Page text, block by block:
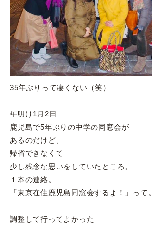
35年ぶりって凄くない（笑）
年明け1月2日
鹿児島で5年ぶりの中学の同窓会が
あるのだけど。
帰省できなくて
少し残念な思いをしていたところ。
１本の連絡。
「東京在住鹿児島同窓会するよ！」って。
調整して行ってよかった